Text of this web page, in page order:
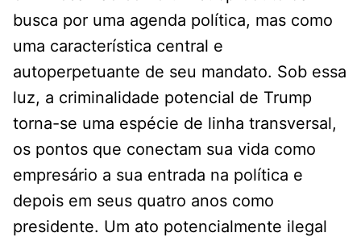
busca por uma agenda política, mas como
uma característica central e
autoperpetuante de seu mandato. Sob essa
luz, a criminalidade potencial de Trump
torna-se uma espécie de linha transversal,
os pontos que conectam sua vida como
empresário a sua entrada na política e
depois em seus quatro anos como
presidente. Um ato potencialmente ilegal